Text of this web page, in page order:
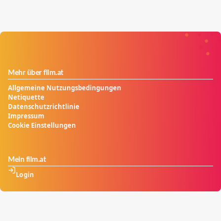
Mehr über film.at
Allgemeine Nutzungsbedingungen
Netiquette
Datenschutzrichtlinie
Impressum
Cookie Einstellungen
Mein film.at
Login